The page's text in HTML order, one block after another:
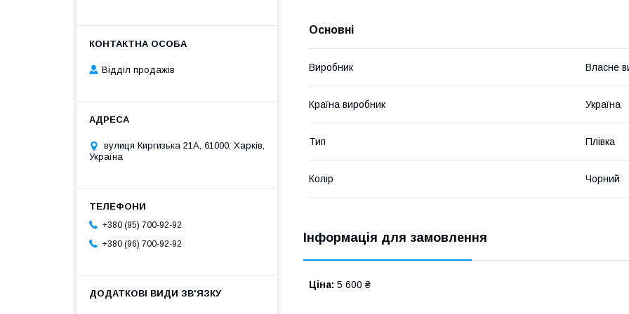
Основні
Виробник Власне
Країна виробник Україна
Тип Плівка
Колір Чорний
Інформація для замовлення
Ціна: 5 600 ₴
Відділ продажів
вулиця Киргизька 21А, 61000, Харків,
Україна
+380 (95) 700-92-92
+380 (96) 700-92-92